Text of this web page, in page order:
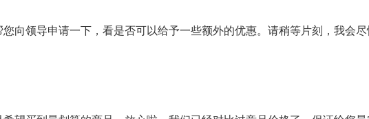
向领导申请一下，看是否可以给予一些额外的优惠。请稍等片刻，我会尽